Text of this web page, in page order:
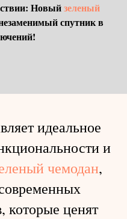
Новыйзеленый
спутник в
идеальное
и
чемодан,
которые ценят